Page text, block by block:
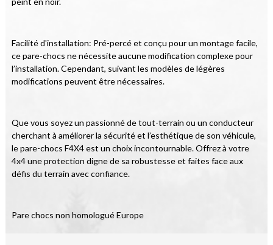
Facilité d'installation: Pré-percé et conçu pour un montage facile,
ce pare-chocs ne nécessite aucune modification complexe pour
l’installation. Cependant, suivant les modèles de légères
modifications peuvent être nécessaires.
Que vous soyez un passionné de tout-terrain ou un conducteur
cherchant à améliorer la sécurité et l’esthétique de son véhicule,
le pare-chocs F4X4 est un choix incontournable. Offrez à votre
4x4 une protection digne de sa robustesse et faites face aux
défis du terrain avec confiance.
Pare chocs non homologué Europe